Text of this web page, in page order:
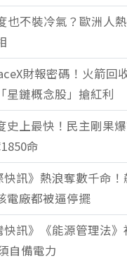
也不裝冷氣？歐洲人
財報密碼！火箭回
星鏈概念股」搶紅利
史上最快！民主剛果
命
快訊》熱浪奪數千命
電廠都被逼停擺
快訊》《能源管理法
自備電力